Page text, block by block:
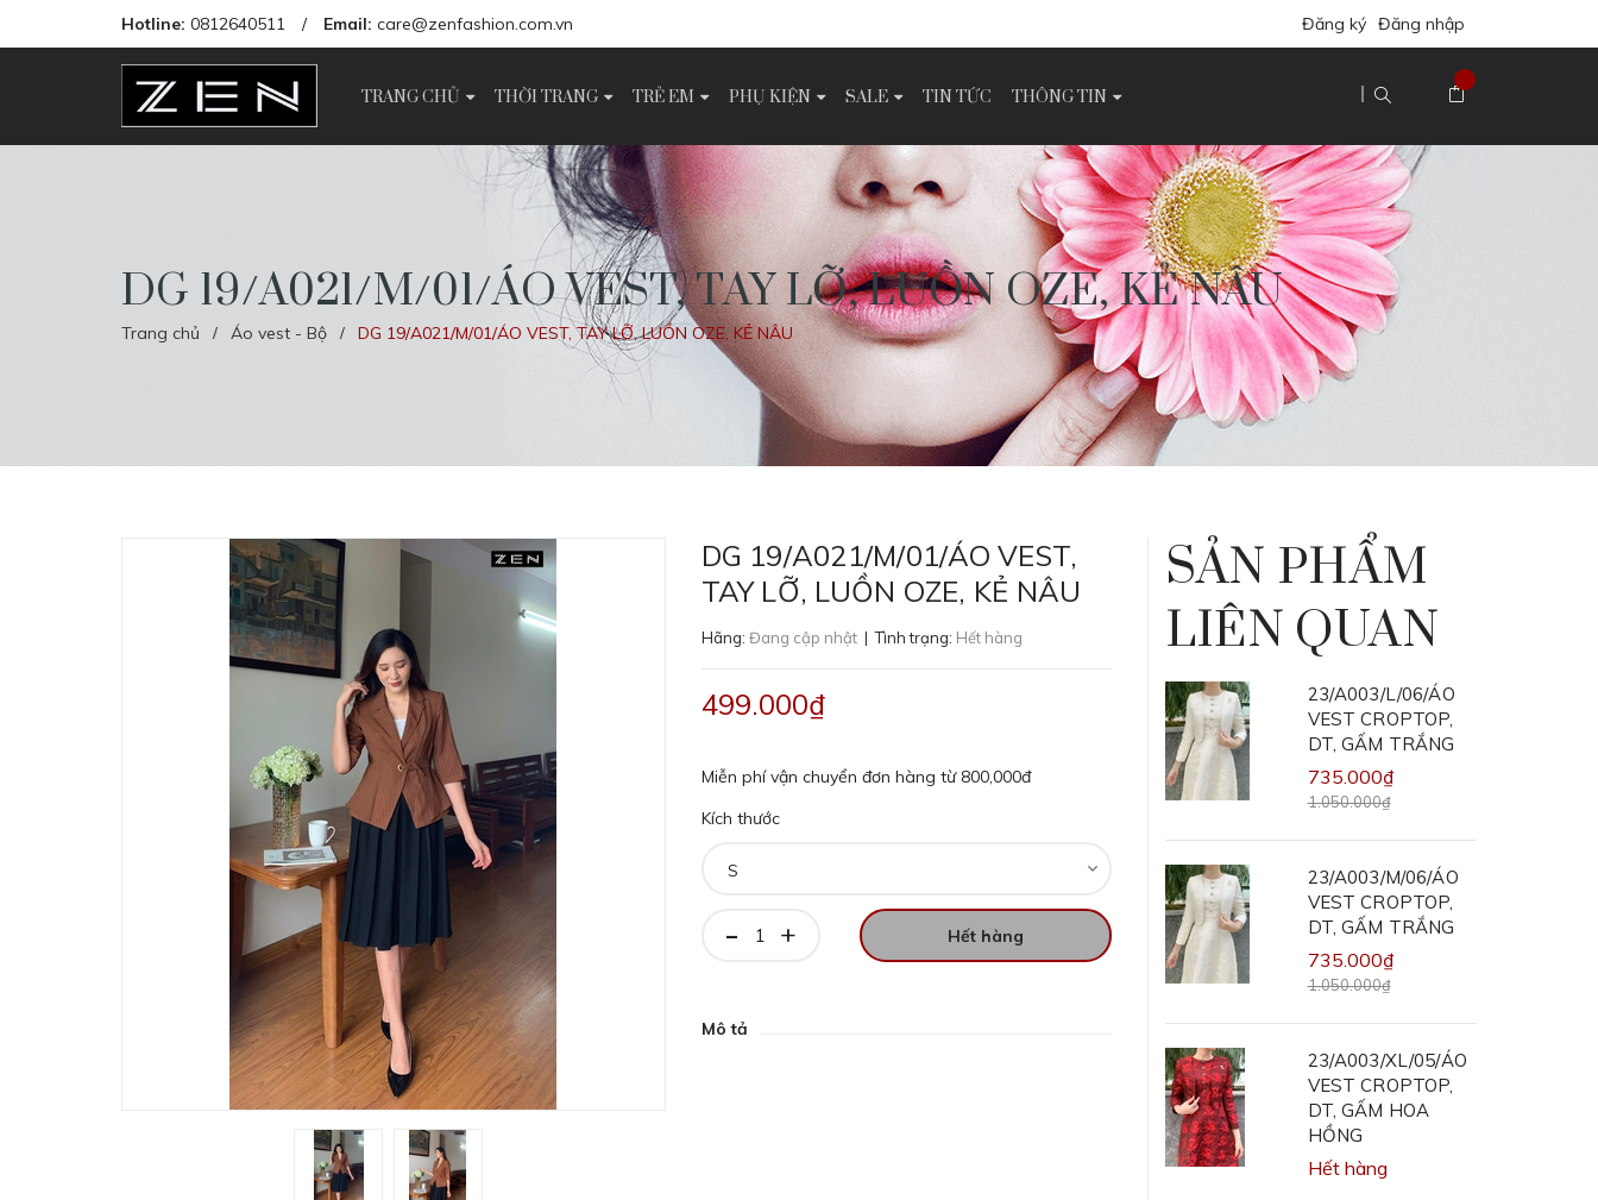
Hotline: 0812640511 / Email: care@zenfashion.com.vn Đăng ký Đăng nhập
TRANG CHỦ THỜI TRANG TRẺ EM PHỤ KIỆN SALE TIN TỨC THÔNG TIN
DG 19/A021/M/01/ÁO VEST, TAY LỠ, LUỒN OZE, KẺ NÂU
Trang chủ / Áo vest - Bộ / DG 19/A021/M/01/ÁO VEST, TAY LỠ, LUỒN OZE, KẺ NÂU
DG 19/A021/M/01/ÁO VEST,
TAY LỠ, LUỒN OZE, KẺ NÂU
Hãng: Đang cập nhật | Tình trạng: Hết hàng
499.000₫
Miễn phí vận chuyển đơn hàng từ 800,000đ
Kích thước
- + Hết hàng
Mô tả
SẢN PHẨM
LIÊN QUAN
23/A003/L/06/ÁO
VEST CROPTOP,
DT, GẤM TRẮNG
735.000₫
1.050.000₫
23/A003/M/06/ÁO
VEST CROPTOP,
DT, GẤM TRẮNG
735.000₫
1.050.000₫
23/A003/XL/05/ÁO
VEST CROPTOP,
DT, GẤM HOA
HỒNG
Hết hàng